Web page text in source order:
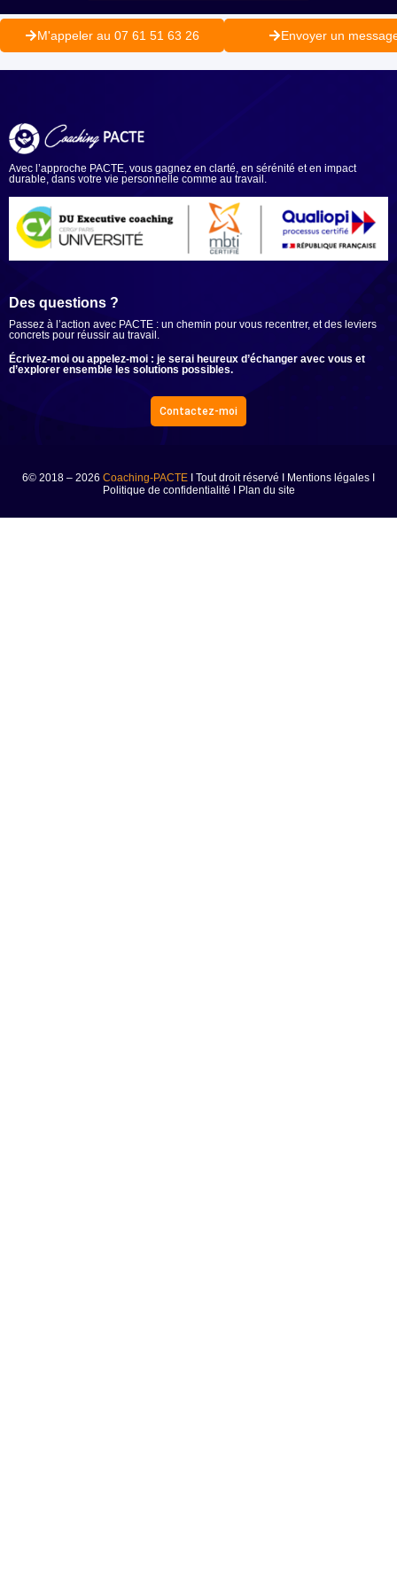
M'appeler au 07 61 51 63 26 Envoyer un
Avec l’approche PACTE, vous gagnez en clarté, en sérénité et en impact
durable, dans votre vie personnelle comme au travail.
Des questions ?
Passez à l’action avec PACTE : un chemin pour vous recentrer, et des leviers
concrets pour réussir au travail.
Écrivez-moi ou appelez-moi : je serai heureux d’échanger avec vous et
d’explorer ensemble les solutions possibles.
Contactez-moi
6© 2018 – 2026 Coaching-PACTE I Tout droit réservé I Mentions légales
Politique de confidentialité
Plan du site